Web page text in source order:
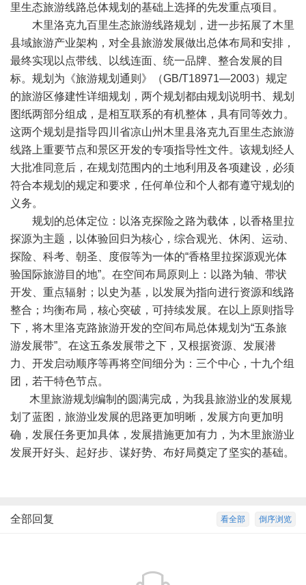
里生态旅游线路总体规划的基础上选择的先发重点项目。
木里洛克九百里生态旅游线路规划，进一步拓展了木里
县域旅游产业架构，对全县旅游发展做出总体布局和安排，
最终实现以点带线、以线连面、统一品牌、整合发展的目
标。规划为《旅游规划通则》（GB/T18971—2003）规定
的旅游区修建性详细规划，两个规划都由规划说明书、规划
图纸两部分组成，是相互联系的有机整体，具有同等效力。
这两个规划是指导四川省凉山州木里县洛克九百里生态旅游
线路上重要节点和景区开发的专项指导性文件。该规划经人
大批准同意后，在规划范围内的土地利用及各项建设，必须
符合本规划的规定和要求，任何单位和个人都有遵守规划的
义务。
规划的总体定位：以洛克探险之路为载体，以香格里拉
探源为主题，以体验回归为核心，综合观光、休闲、运动、
探险、科考、朝圣、度假等为一体的“香格里拉探源观光体
验国际旅游目的地”。在空间布局原则上：以路为轴、带状
开发、重点辐射；以史为基，以发展为指向进行资源和线路
整合；均衡布局，核心突破，可持续发展。在以上原则指导
下，将木里洛克路旅游开发的空间布局总体规划为“五条旅
游发展带”。在这五条发展带之下，又根据资源、发展潜
力、开发启动顺序等再将空间细分为：三个中心，十九个组
团，若干特色节点。
木里旅游规划编制的圆满完成，为我县旅游业的发展规
划了蓝图，旅游业发展的思路更加明晰，发展方向更加明
确，发展任务更加具体，发展措施更加有力，为木里旅游业
发展开好头、起好步、谋好势、布好局奠定了坚实的基础。
倒序浏览
看全部
全部回复